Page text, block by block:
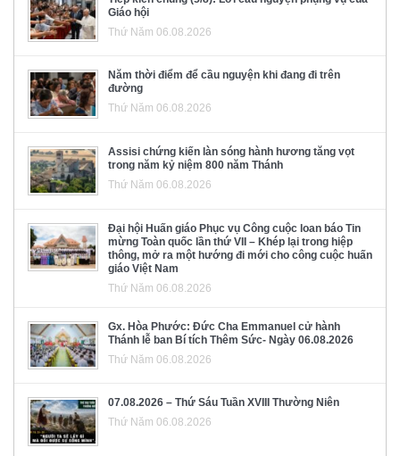
Giáo hội
Thứ Năm 06.08.2026
Năm thời điểm để cầu nguyện khi đang đi trên
đường
Thứ Năm 06.08.2026
Assisi chứng kiến làn sóng hành hương tăng vọt
trong năm kỷ niệm 800 năm Thánh
Thứ Năm 06.08.2026
Đại hội Huấn giáo Phục vụ Công cuộc loan báo Tin
mừng Toàn quốc lần thứ VII – Khép lại trong hiệp
thông, mở ra một hướng đi mới cho công cuộc huấn
giáo Việt Nam
Thứ Năm 06.08.2026
Gx. Hòa Phước: Đức Cha Emmanuel cử hành
Thánh lễ ban Bí tích Thêm Sức- Ngày 06.08.2026
Thứ Năm 06.08.2026
07.08.2026 – Thứ Sáu Tuần XVIII Thường Niên
Thứ Năm 06.08.2026